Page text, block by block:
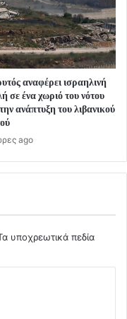
αναφέρει ισραηλινή
σε ένα χωριό του νότου
ανάπτυξη του λιβανικού
ago
υποχρεωτικά πεδία